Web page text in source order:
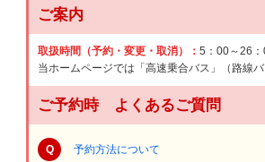
ご案内
取扱時間（予約・変更・取消）： 5：00～26：
当ホームページでは「高速乗合バス」（路線
ご予約時 よくあるご質問
Q 予約方法について